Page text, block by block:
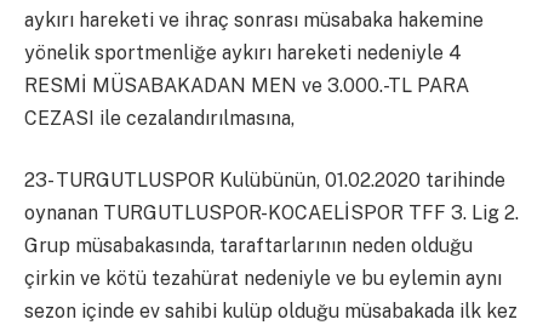
aykırı hareketi ve ihraç sonrası müsabaka hakemine
yönelik sportmenliğe aykırı hareketi nedeniyle 4
RESMİ MÜSABAKADAN MEN ve 3.000.-TL PARA
CEZASI ile cezalandırılmasına,
23- TURGUTLUSPOR Kulübünün, 01.02.2020 tarihinde
oynanan TURGUTLUSPOR-KOCAELİSPOR TFF 3. Lig 2.
Grup müsabakasında, taraftarlarının neden olduğu
çirkin ve kötü tezahürat nedeniyle ve bu eylemin aynı
sezon içinde ev sahibi kulüp olduğu müsabakada ilk kez